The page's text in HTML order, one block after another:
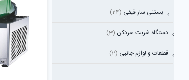
بستنی ساز قیفی (24)
دستگاه شربت سردکن (3)
قطعات و لوازم جانبی (2)